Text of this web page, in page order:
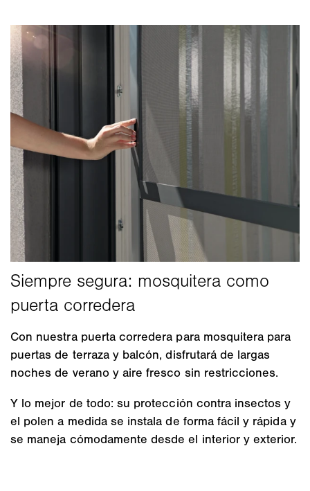
Con nuestra puerta corredera para mosquitera para
puertas de terraza y balcón, disfrutará de largas
noches de verano y aire fresco sin restricciones.
Y lo mejor de todo: su protección contra insectos y
el polen a medida se instala de forma fácil y rápida y
se maneja cómodamente desde el interior y exterior.